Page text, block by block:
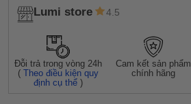
Lumi store 4.5
Đỗi trả trong vòng 24h
(Theo điều kiện quy
định cụ thể )
Cam kết sản phẩm
chính hãng